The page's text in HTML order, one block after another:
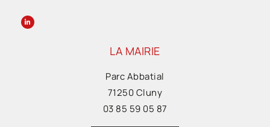
LA MAIRIE
Parc Abbatial
71250 Cluny
03 85 59 05 87